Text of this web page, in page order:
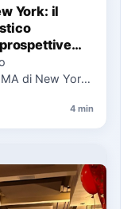
York: il
di New York
4 min